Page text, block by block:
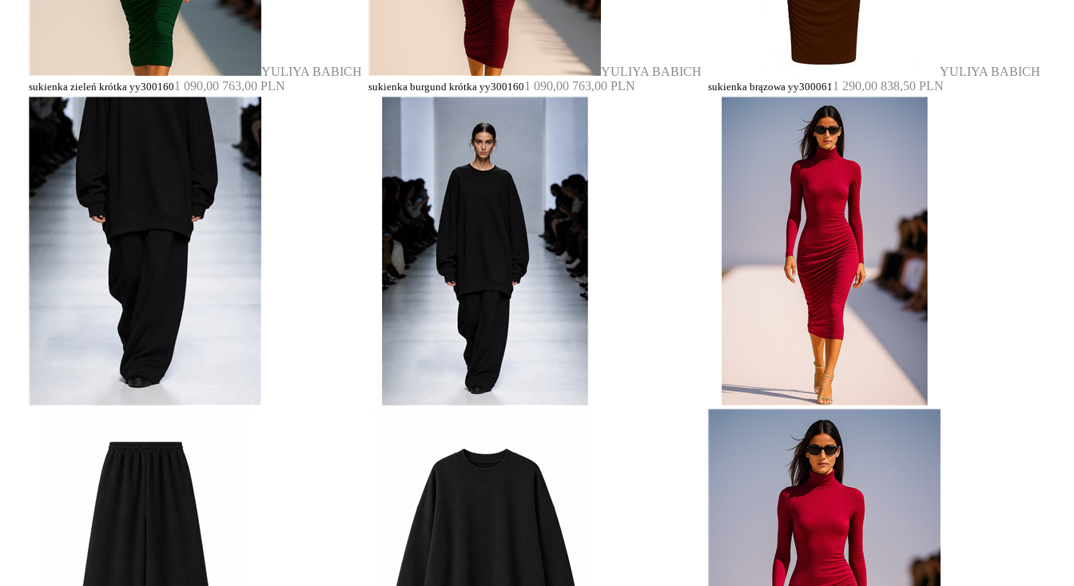
YULIYA BABICH
sukienka zieleń krótka yy3001601 090,00 763,00 PLN
YULIYA BABICH
sukienka burgund krótka yy3001601 090,00 763,00 PLN
YULIYA BABICH
sukienka brązowa yy3000611 290,00 838,50 PLN